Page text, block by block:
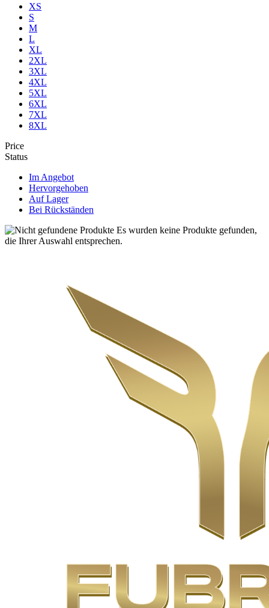
XS
S
M
L
XL
2XL
3XL
4XL
5XL
6XL
7XL
8XL
Price
Status
Im Angebot
Hervorgehoben
Auf Lager
Bei Rückständen
Es wurden keine Produkte gefunden,
die Ihrer Auswahl entsprechen.